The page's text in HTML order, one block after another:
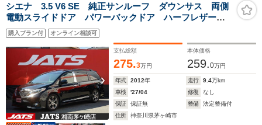
シエナ 3.5 V6 SE 純正サンルーフ ダウンサス 両側
電動スライドドア パワーバックドア ハーフレザーシ
ート 社外ナビ Bluetooth対応 バックカメラ ETC
フロント&サイドカメラ
購入プラン付 オンライン相談可
支払総額
275.3万円
本体価格
259.0万円
年式 2012年 走行 9.4万km
車検
'27/04 修復
なし
保証
保証無 整備
法定整備付
住所
神奈川県茅ヶ崎市